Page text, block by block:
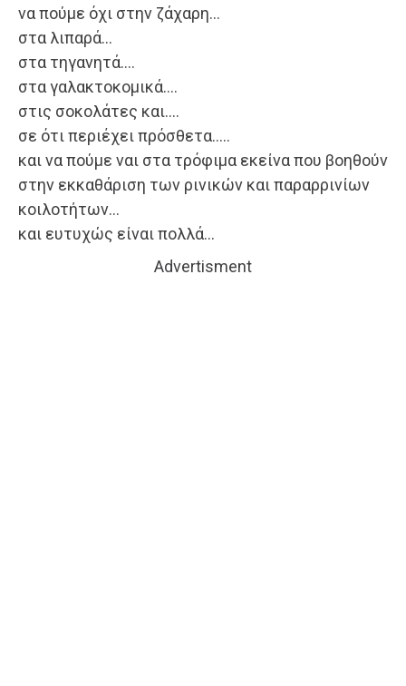
να πούμε όχι στην ζάχαρη…
στα λιπαρά…
στα τηγανητά….
στα γαλακτοκομικά….
στις σοκολάτες και….
σε ότι περιέχει πρόσθετα…..
και να πούμε ναι στα τρόφιμα εκείνα που βοηθούν
στην εκκαθάριση των ρινικών και παραρρινίων
κοιλοτήτων…
και ευτυχώς είναι πολλά…
Advertisment